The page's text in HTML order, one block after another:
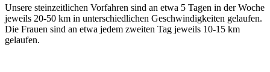
Unsere steinzeitlichen Vorfahren sind an etwa 5 Tagen in der Woche
jeweils 20-50 km in unterschiedlichen Geschwindigkeiten gelaufen.
Die Frauen sind an etwa jedem zweiten Tag jeweils 10-15 km
gelaufen.